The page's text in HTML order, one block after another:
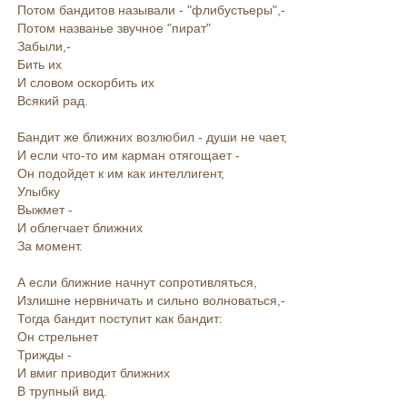
Потом бандитов называли - "флибустьеры",-
Потом названье звучное "пират"
Забыли,-
Бить их
И словом оскорбить их
Всякий рад.
Бандит же ближних возлюбил - души не чает,
И если что-то им карман отягощает -
Он подойдет к им как интеллигент,
Улыбку
Выжмет -
И облегчает ближних
За момент.
А если ближние начнут сопротивляться,
Излишне нервничать и сильно волноваться,-
Тогда бандит поступит как бандит:
Он стрельнет
Трижды -
И вмиг приводит ближних
В трупный вид.